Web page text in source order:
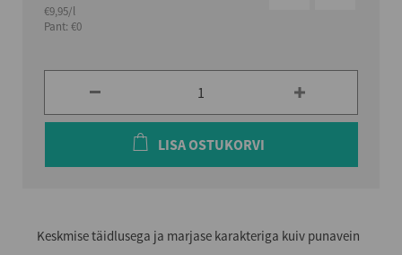
€9,95/l
Pant: €0
LISA OSTUKORVI
Keskmise täidlusega ja marjase karakteriga kuiv punavein